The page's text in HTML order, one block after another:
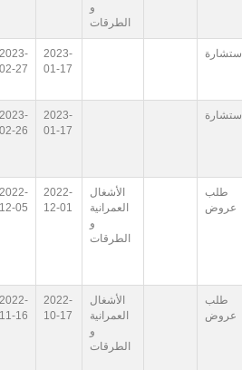
و
الطرقات
إستشارة
2023-
01-17
2023-
02-27
إستشارة
2023-
01-17
2023-
02-26
طلب
عروض
الأشغال
العمرانية
و
الطرقات
2022-
12-01
2022-
12-05
طلب
عروض
الأشغال
العمرانية
و
الطرقات
2022-
10-17
2022-
11-16